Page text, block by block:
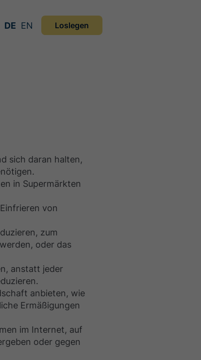
DE EN Loslegen
sich daran halten,
in Supermärkten
von
zum
oder das
anstatt jeder
anbieten, wie
Ermäßigungen
im Internet, auf
oder gegen